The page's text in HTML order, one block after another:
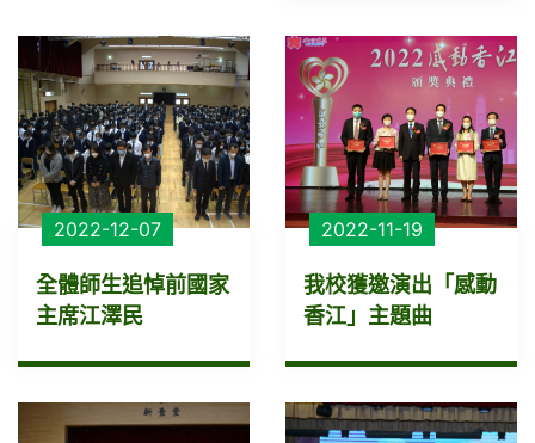
2022-12-07
全體師生追悼前國家
主席江澤民
2022-11-19
我校獲邀演出「感動
香江」主題曲